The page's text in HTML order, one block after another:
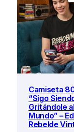
Camiseta
“Sigo
Gritándole
Mundo” –
Rebelde